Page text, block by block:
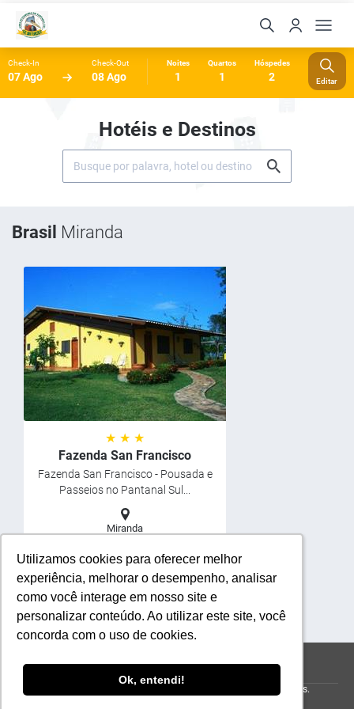
Utilizamos cookies para oferecer melhor
experiência, melhorar o desempenho, analisar
como você interage em nosso site e
personalizar conteúdo. Ao utilizar este site, você
concorda com o uso de cookies.
Ok, entendi!
Utilizamos cookies para oferecer melhor
experiência, melhorar o desempenho, analisar
como você interage em nosso site e
personalizar conteúdo. Ao utilizar este site, você
concorda com o uso de cookies.
Ok, entendi!
Check-In
07 Ago
Check-Out
08 Ago
Noites
1
Quartos
1
Hóspedes
2 Editar
Hotéis e Destinos
Brasil Miranda
★ ★ ★
Fazenda San Francisco
Fazenda San Francisco - Pousada e
Passeios no Pantanal Sul...
Miranda
SABER MAIS
financeiro@fazendasanfrancisco.tur.br 67 30296606
Todos os direitos reservados.